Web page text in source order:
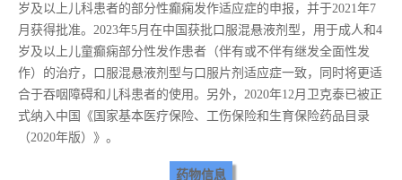
岁及以上儿科患者的部分性癫痫发作适应症的申报，并于2021年7
月获得批准。2023年5月在中国获批口服混悬液剂型，用于成人和4
岁及以上儿童癫痫部分性发作患者（伴有或不伴有继发全面性发
作）的治疗，口服混悬液剂型与口服片剂适应症一致，同时将更适
合于吞咽障碍和儿科患者的使用。另外，2020年12月卫克泰已被正
式纳入中国《国家基本医疗保险、工伤保险和生育保险药品目录
（2020年版）》。
药物信息